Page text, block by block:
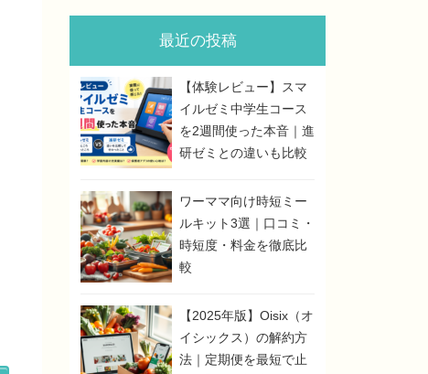
最近の投稿
【体験レビュー】スマ
イルゼミ中学生コース
を2週間使った本音｜進
研ゼミとの違いも比較
ワーママ向け時短ミー
ルキット3選｜口コミ・
時短度・料金を徹底比
較
【2025年版】Oisix（オ
イシックス）の解約方
法｜定期便を最短で止